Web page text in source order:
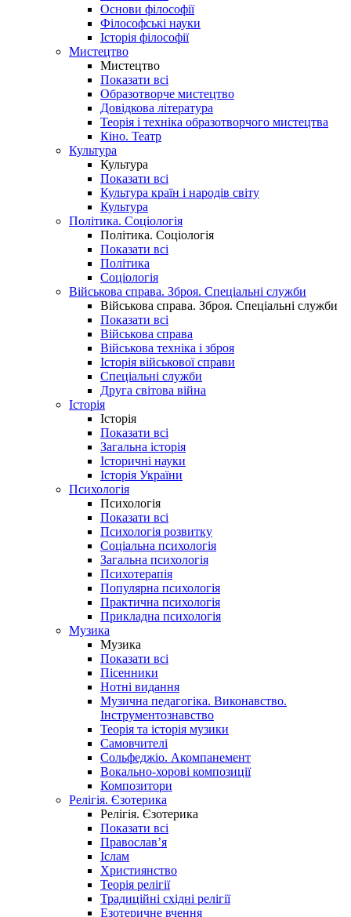
Основи філософії
Філософські науки
Історія філософії
Мистецтво
Мистецтво
Показати всі
Образотворче мистецтво
Довідкова література
Теорія і техніка образотворчого мистецтва
Кіно. Театр
Культура
Культура
Показати всі
Культура країн і народів світу
Культура
Політика. Соціологія
Політика. Соціологія
Показати всі
Політика
Соціологія
Військова справа. Зброя. Спеціальні служби
Військова справа. Зброя. Спеціальні служби
Показати всі
Військова справа
Військова техніка і зброя
Історія військової справи
Спеціальні служби
Друга світова війна
Історія
Історія
Показати всі
Загальна історія
Історичні науки
Історія України
Психологія
Психологія
Показати всі
Психологія розвитку
Соціальна психологія
Загальна психологія
Психотерапія
Популярна психологія
Практична психологія
Прикладна психологія
Музика
Музика
Показати всі
Пісенники
Нотні видання
Музична педагогіка. Виконавство.
Інструментознавство
Теорія та історія музики
Самовчителі
Сольфеджіо. Акомпанемент
Вокально-хорові композиції
Композитори
Релігія. Єзотерика
Релігія. Єзотерика
Показати всі
Православ’я
Іслам
Християнство
Теорія релігії
Традиційні східні релігії
Езотеричне вчення